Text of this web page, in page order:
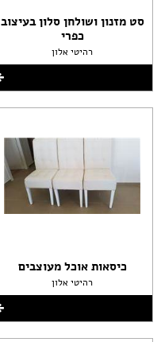
סט מזנון ושולחן סלון בעיצוב
כפרי
רהיטי אלון
כיסאות אוכל מעוצבים
רהיטי אלון